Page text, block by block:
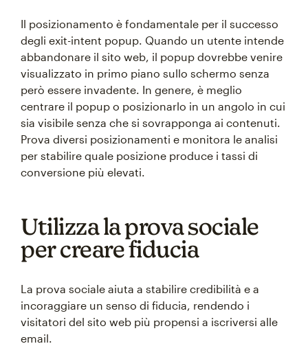
Il posizionamento è fondamentale per il successo
degli exit-intent popup. Quando un utente intende
abbandonare il sito web, il popup dovrebbe venire
visualizzato in primo piano sullo schermo senza
però essere invadente. In genere, è meglio
centrare il popup o posizionarlo in un angolo in cui
sia visibile senza che si sovrapponga ai contenuti.
Prova diversi posizionamenti e monitora le analisi
per stabilire quale posizione produce i tassi di
conversione più elevati.
Utilizza la prova sociale
per creare fiducia
La prova sociale aiuta a stabilire credibilità e a
incoraggiare un senso di fiducia, rendendo i
visitatori del sito web più propensi a iscriversi alle
email.